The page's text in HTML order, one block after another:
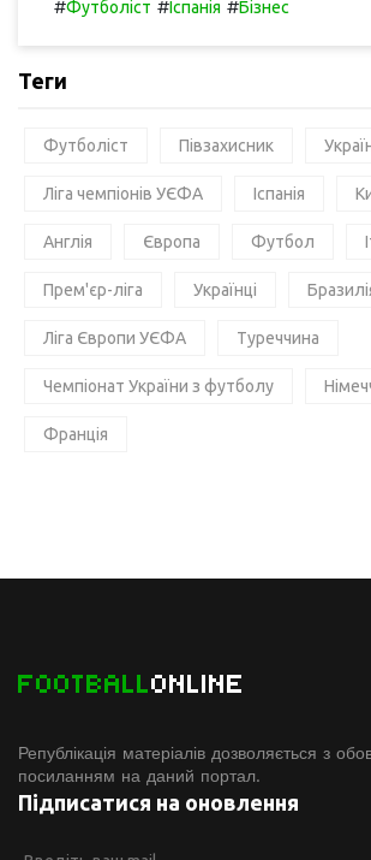
#Футболіст #Іспанія #Бізнес
Теги
Футболіст Півзахисник
Ліга чемпіонів УЄФА Іспанія
Англія Європа Футбол
Прем'єр-ліга Українці
Ліга Європи УЄФА Туреччина
Чемпіонат України з футболу
Франція
FOOTBALLONLINE
Републікація матеріалів дозволяється з
посиланням на даний портал.
Підписатися на оновлення